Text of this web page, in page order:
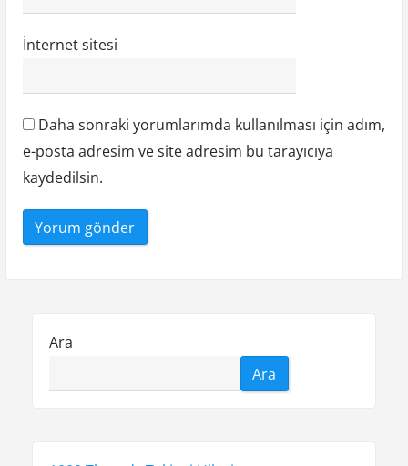
İnternet sitesi
Daha sonraki yorumlarımda kullanılması için adım,
e-posta adresim ve site adresim bu tarayıcıya
kaydedilsin.
Ara
Ara